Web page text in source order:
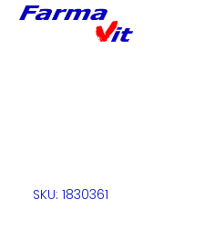
Nota:
accesibilidad.
SKU: 1830361